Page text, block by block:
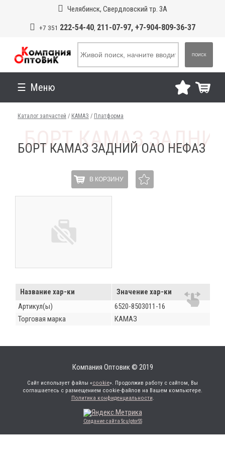
Челябинск, Свердловский тр. 3А
+7 351 222-54-40, 211-07-97, +7-904-809-36-37
ПОИСК
Меню
Каталог запчастей / КАМАЗ / Платформа
БОРТ КАМАЗ ЗАДНИЙ ОАО НЕФАЗ
В КОРЗИНУ
Название хар-ки
Значение хар-ки
Артикул(ы)
6520-8503011-16
Торговая марка
КАМАЗ
Компания Оптовик © 2019
Сайт использует файлы «cookie». Продолжив работу с сайтом, Вы
соглашаетесь с размещением cookie-файлов на Вашем компьютере.
Политика конфиденциальности.
Создание сайта SculptorSS